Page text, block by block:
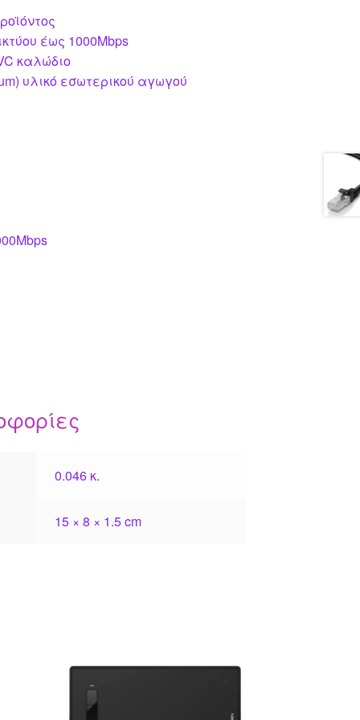
έως 1000Mbps
καλώδιο
υλικό εσωτερικού αγωγού
0.046 κ.
15 × 8 × 1.5 cm